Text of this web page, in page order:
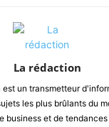
La rédaction
un transmetteur
les plus brûlants du
business et de